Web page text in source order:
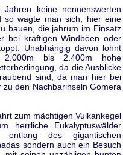
keine nennenswerten
so wagte man sich, hier eine
bauen, die jahrum im Einsatz
bei kräftigen Windböen oder
Unabhängig davon lohnt
bis 2.400m hohe
da die Ausblicke
sind, da man hier bei
den Nachbarinseln Gomera
zum mächtigen Vulkankegel
herrliche Eukalyptuswälder
des gigantischen
sondern auch ein Besuch